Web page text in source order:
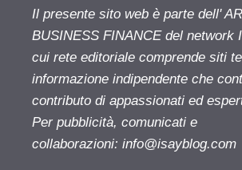
Il presente sito web è parte dell'
BUSINESS FINANCE del network
cui rete editoriale comprende siti
informazione indipendente che
contributo di appassionati ed
Per pubblicità, comunicati e
collaborazioni: info@isayblog.com